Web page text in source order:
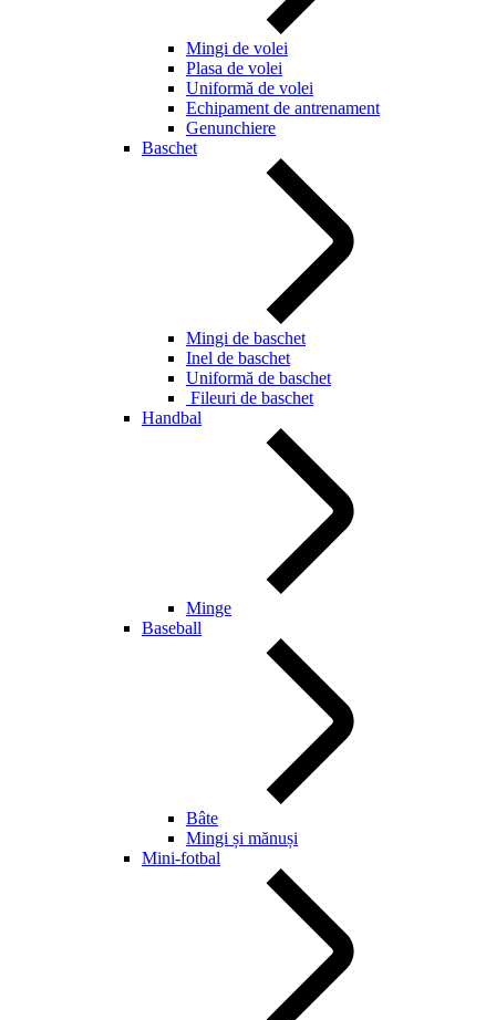
Mingi de volei
Plasa de volei
Uniformă de volei
Echipament de antrenament
Genunchiere
Baschet
Mingi de baschet
Inel de baschet
Uniformă de baschet
Fileuri de baschet
Handbal
Minge
Baseball
Bâte
Mingi și mănuși
Mini-fotbal